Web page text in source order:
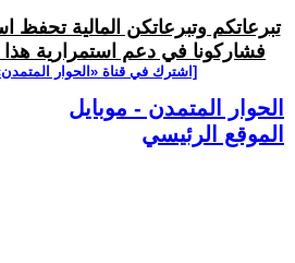
تبرعاتكم وتبرعاتكن المالية تحفظ
فشاركونا في دعم استمرارية هذا
[اشترك في قناة ‫«الحوار
الحوار المتمدن - موبايل
الموقع الرئيسي